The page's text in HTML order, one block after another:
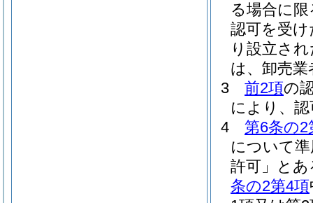
る場合に限
認可を受
り設立さ
は、卸売
3
前2項の
により、
4
第6条の2
について
許可」と
条の2第4項